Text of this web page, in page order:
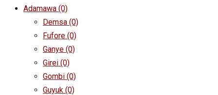
Adamawa (0)
Demsa (0)
Fufore (0)
Ganye (0)
Girei (0)
Gombi (0)
Guyuk (0)